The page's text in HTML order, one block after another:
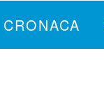
CRONACA